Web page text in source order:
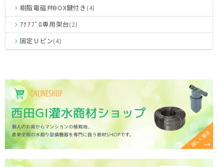
樹脂電磁弁BOX鍵付き (4)
ｱｸｱﾌﾟﾛ専用架台(2)
固定Ｕピン(4)